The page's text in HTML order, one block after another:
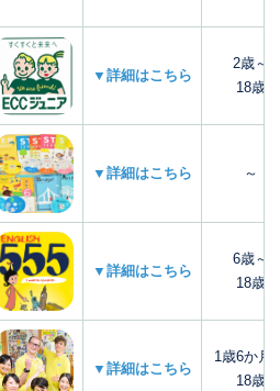
▼詳細はこちら
2歳～
18歳
▼詳細はこちら ～
▼詳細はこちら
6歳～
18歳
▼詳細はこちら
1歳6か月
18歳